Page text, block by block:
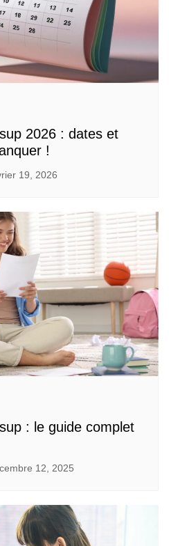
2026 : dates et
!
19, 2026
: le guide complet
12, 2025